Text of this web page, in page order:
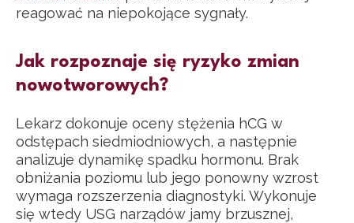
reagować na niepokojące sygnały.
Jak rozpoznaje się ryzyko zmian
nowotworowych?
Lekarz dokonuje oceny stężenia hCG w
odstępach siedmiodniowych, a następnie
analizuje dynamikę spadku hormonu. Brak
obniżania poziomu lub jego ponowny wzrost
wymaga rozszerzenia diagnostyki. Wykonuje
się wtedy USG narządów jamy brzusznej,